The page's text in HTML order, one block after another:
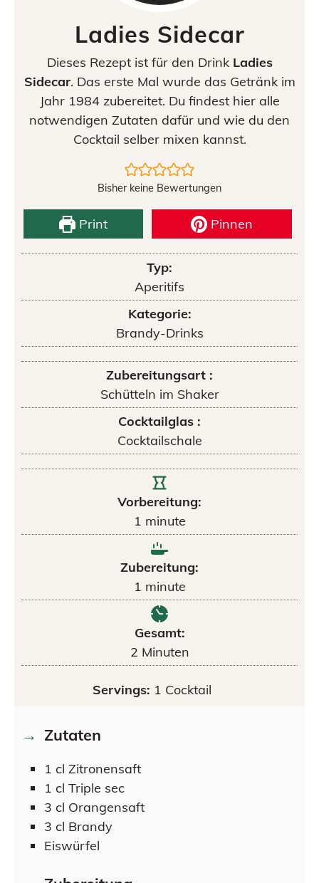
Ladies Sidecar
Dieses Rezept ist für den Drink Ladies
Sidecar. Das erste Mal wurde das Getränk im
Jahr 1984 zubereitet. Du findest hier alle
notwendigen Zutaten dafür und wie du den
Cocktail selber mixen kannst.
Bisher keine Bewertungen
Print Pinnen
Typ:
Aperitifs
Kategorie:
Brandy-Drinks
Zubereitungsart :
Schütteln im Shaker
Cocktailglas :
Cocktailschale
Vorbereitung:
1 minute
Zubereitung:
1 minute
Gesamt:
2 Minuten
Servings: 1 Cocktail
Zutaten
1 cl Zitronensaft
1 cl Triple sec
3 cl Orangensaft
3 cl Brandy
Eiswürfel